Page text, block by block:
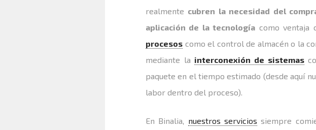
realmente cubren la necesidad del
aplicación de la tecnología como ventaja
procesos como el control de almacén o la
mediante la interconexión de sistemas
paquete en el tiempo estimado (desde aquí
labor dentro del proceso).
En Binalia, nuestros servicios siempre